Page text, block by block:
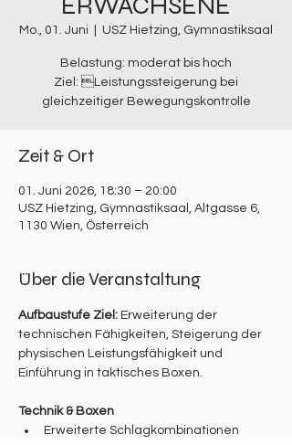
Mo., 01. Juni USZ Hietzing, Gymnastiksaal
Belastung: moderat bis hoch
Ziel: Leistungssteigerung bei
gleichzeitiger Bewegungskontrolle
Zeit & Ort
01. Juni 2026, 18:30 – 20:00
USZ Hietzing, Gymnastiksaal, Altgasse 6,
1130 Wien, Österreich
Über die Veranstaltung
Aufbaustufe Ziel: Erweiterung der
technischen Fähigkeiten, Steigerung der
physischen Leistungsfähigkeit und
Einführung in taktisches Boxen.
Technik & Boxen
Erweiterte Schlagkombinationen